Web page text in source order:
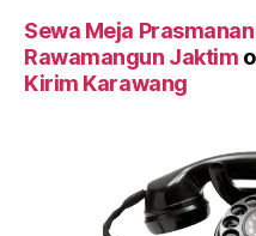
Sewa Meja
Rawamangun Jaktim
Kirim Karawang